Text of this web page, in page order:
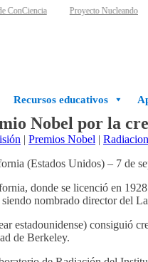
ConCiencia Proyecto Nucleando
Recursos educativos
Nobel por la
| Premios Nobel |
(Estados Unidos) – 7 de
donde se licenció en
nombrado director del
estadounidense) consiguió
de Berkeley.